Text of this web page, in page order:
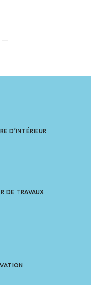
D’INTÉRIEUR
DE TRAVAUX